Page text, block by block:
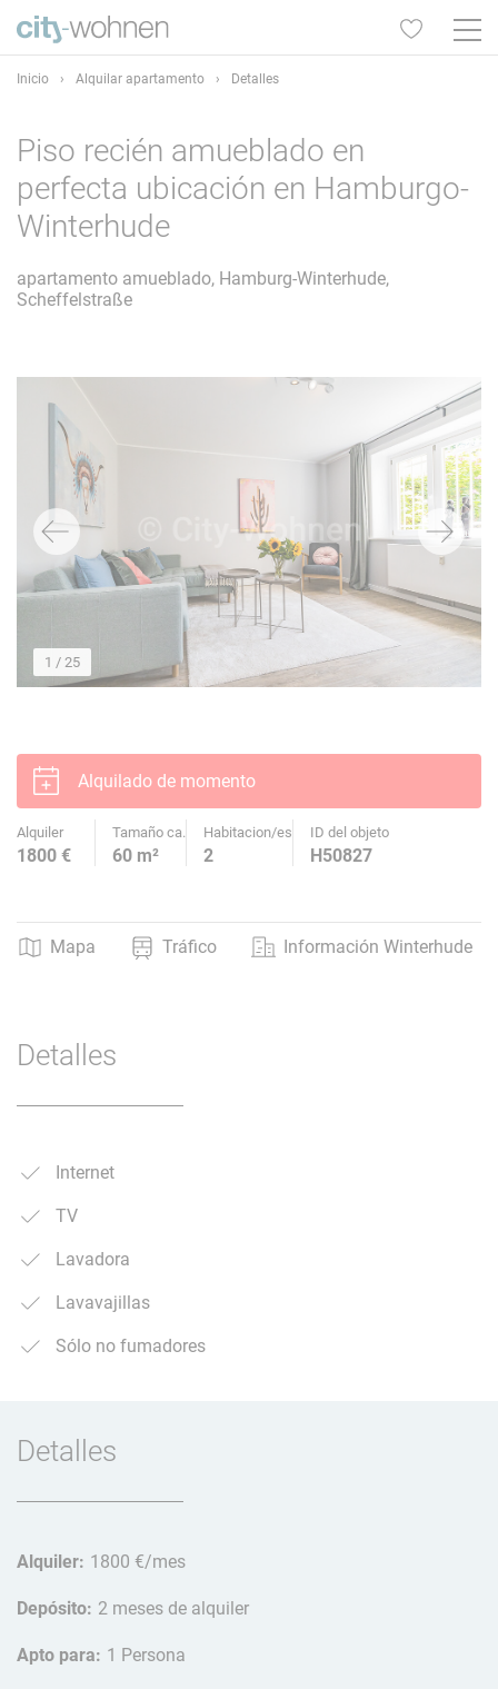
Inicio › Alquilar apartamento › Detalles
Piso recién amueblado en
perfecta ubicación en Hamburgo-
Winterhude
apartamento amueblado, Hamburg-Winterhude,
Scheffelstraße
1 / 25
Alquilado de momento
Alquiler Tamaño ca. Habitacion/es ID del objeto
1800 € 60 m² 2 H50827
Mapa Tráfico Información Winterhude
Detalles
Internet
TV
Lavadora
Lavavajillas
Sólo no fumadores
Detalles
Alquiler: 1800 €/mes
Depósito: 2 meses de alquiler
Apto para: 1 Persona